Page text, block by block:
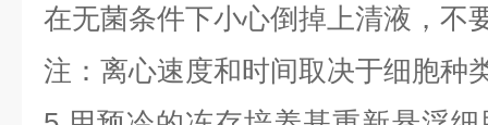
在无菌条件下小心倒掉上清液，不
注：离心速度和时间取决于细胞种